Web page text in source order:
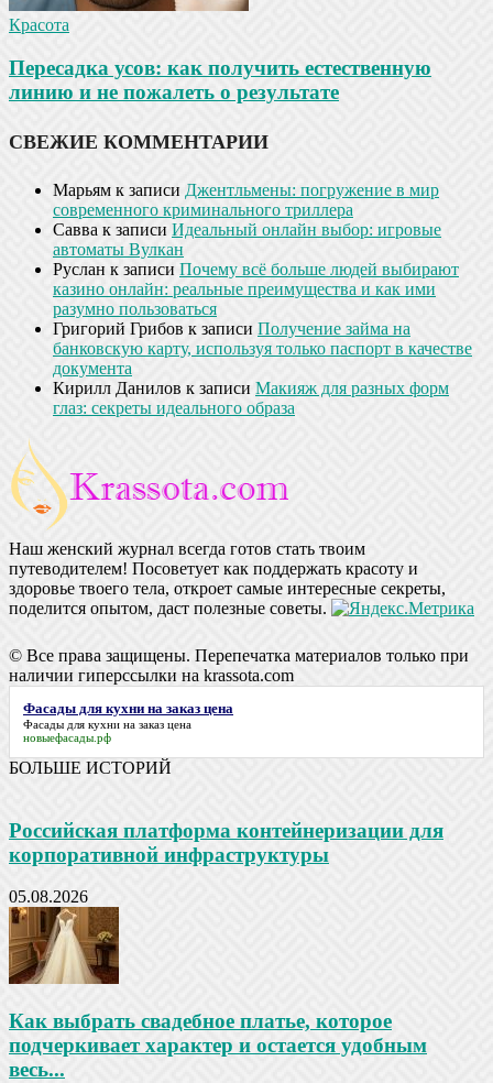
Красота
Пересадка усов: как получить естественную
линию и не пожалеть о результате
СВЕЖИЕ КОММЕНТАРИИ
Марьям к записи Джентльмены: погружение в мир
современного криминального триллера
Савва к записи Идеальный онлайн выбор: игровые
автоматы Вулкан
Руслан к записи Почему всё больше людей выбирают
казино онлайн: реальные преимущества и как ими
разумно пользоваться
Григорий Грибов к записи Получение займа на
банковскую карту, используя только паспорт в качестве
документа
Кирилл Данилов к записи Макияж для разных форм
глаз: секреты идеального образа
Наш женский журнал всегда готов стать твоим
путеводителем! Посоветует как поддержать красоту и
здоровье твоего тела, откроет самые интересные секреты,
поделится опытом, даст полезные советы.
© Все права защищены. Перепечатка материалов только при
наличии гиперссылки на krassota.com
Фасады для кухни на заказ цена
Фасады для кухни на заказ цена
новыефасады.рф
БОЛЬШЕ ИСТОРИЙ
Российская платформа контейнеризации для
корпоративной инфраструктуры
05.08.2026
Как выбрать свадебное платье, которое
подчеркивает характер и остается удобным
весь...